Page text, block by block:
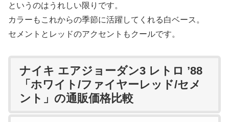
というのはうれしい限りです。
カラーもこれからの季節に活躍してくれる白ベース。
セメントとレッドのアクセントもクールです。
ナイキ エアジョーダン3 レトロ ’88
「ホワイト/ファイヤーレッド/セメ
ント」の通販価格比較